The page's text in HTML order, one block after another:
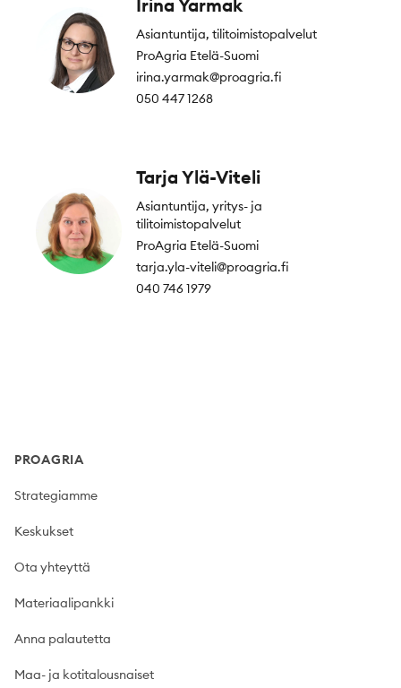
Irina Yarmak
Asiantuntija, tilitoimistopalvelut
ProAgria Etelä-Suomi
irina.yarmak@proagria.fi
050 447 1268
Tarja Ylä-Viteli
Asiantuntija, yritys- ja
tilitoimistopalvelut
ProAgria Etelä-Suomi
tarja.yla-viteli@proagria.fi
040 746 1979
PROAGRIA
Strategiamme
Keskukset
Ota yhteyttä
Materiaalipankki
Anna palautetta
Maa- ja kotitalousnaiset